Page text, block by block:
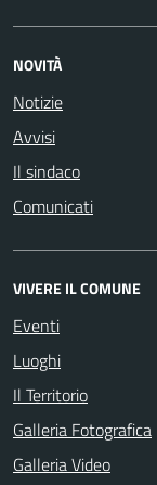
NOVITÀ
Notizie
Avvisi
Il sindaco
Comunicati
VIVERE IL COMUNE
Eventi
Luoghi
Il Territorio
Galleria Fotografica
Galleria Video